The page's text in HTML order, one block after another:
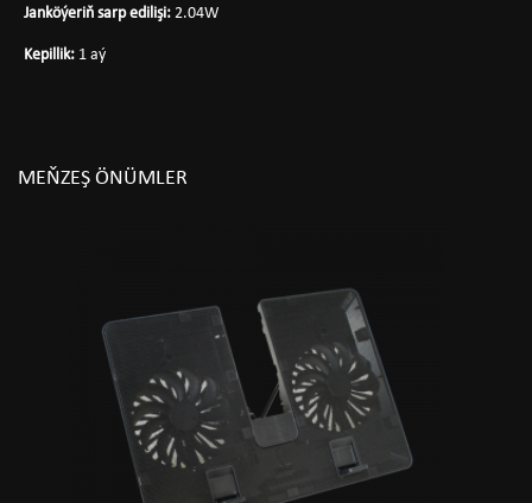
Janköýeriň sarp edilişi: 2.04W
Kepillik: 1 aý
MEŇZEŞ ÖNÜMLER